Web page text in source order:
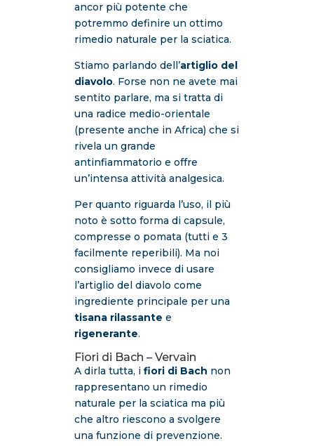
ancor più potente che
potremmo definire un ottimo
rimedio naturale per la sciatica.
Stiamo parlando dell’artiglio del
diavolo. Forse non ne avete mai
sentito parlare, ma si tratta di
una radice medio-orientale
(presente anche in Africa) che si
rivela un grande
antinfiammatorio e offre
un’intensa attività analgesica.
Per quanto riguarda l’uso, il più
noto è sotto forma di capsule,
compresse o pomata (tutti e 3
facilmente reperibili). Ma noi
consigliamo invece di usare
l’artiglio del diavolo come
ingrediente principale per una
tisana rilassante e
rigenerante.
Fiori di Bach – Vervain
A dirla tutta, i fiori di Bach non
rappresentano un rimedio
naturale per la sciatica ma più
che altro riescono a svolgere
una funzione di prevenzione.